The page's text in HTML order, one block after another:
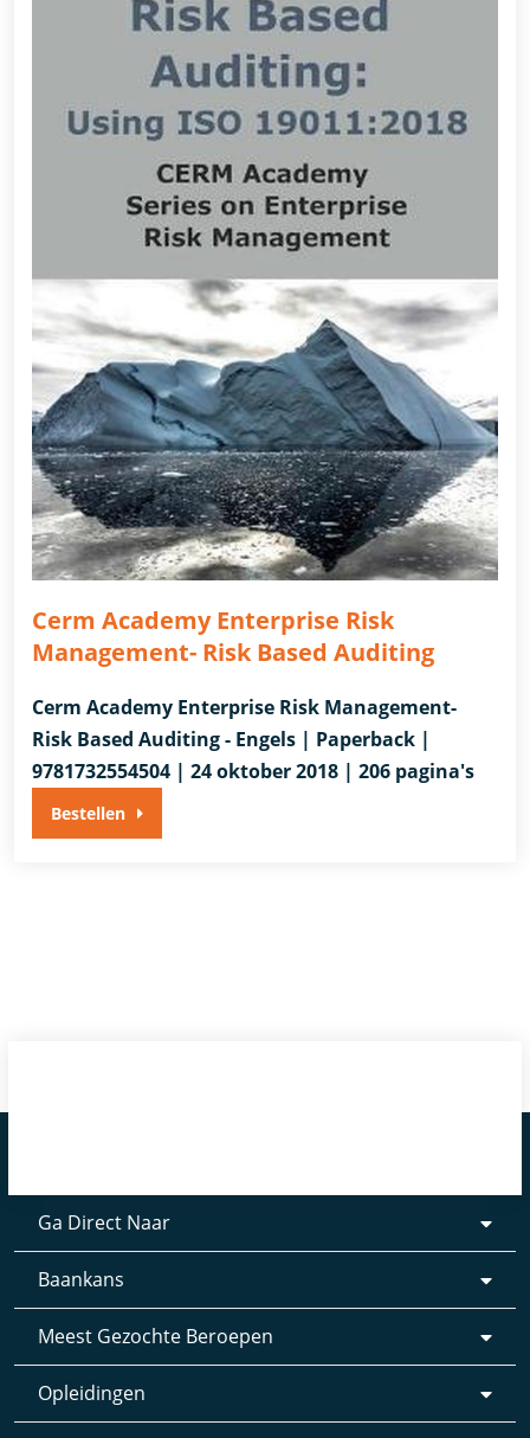
Cerm Academy Enterprise Risk
Management- Risk Based Auditing
Cerm Academy Enterprise Risk Management-
Risk Based Auditing - Engels | Paperback |
9781732554504 | 24 oktober 2018 | 206 pagina's
Bestellen
Ga Direct Naar
Baankans
Meest Gezochte Beroepen
Opleidingen